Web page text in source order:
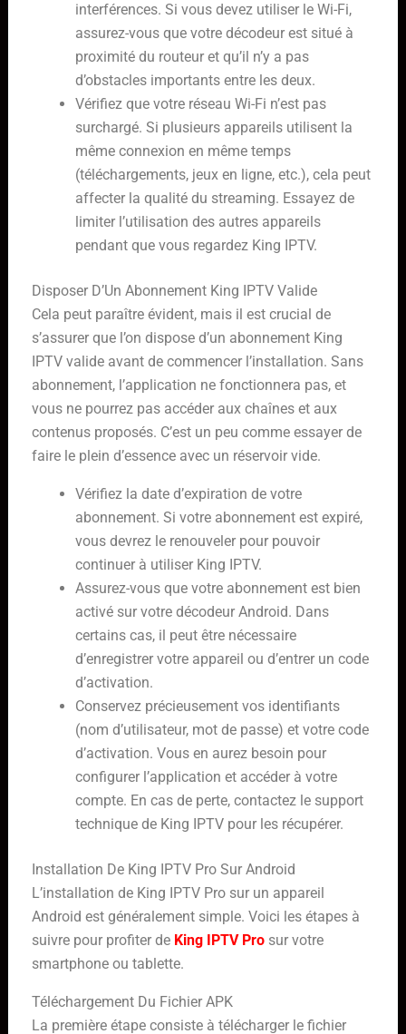
interférences. Si vous devez utiliser le Wi-Fi,
assurez-vous que votre décodeur est situé à
proximité du routeur et qu’il n’y a pas
d’obstacles importants entre les deux.
Vérifiez que votre réseau Wi-Fi n’est pas
surchargé. Si plusieurs appareils utilisent la
même connexion en même temps
(téléchargements, jeux en ligne, etc.), cela peut
affecter la qualité du streaming. Essayez de
limiter l’utilisation des autres appareils
pendant que vous regardez King IPTV.
Disposer D’Un Abonnement King IPTV Valide
Cela peut paraître évident, mais il est crucial de
s’assurer que l’on dispose d’un abonnement King
IPTV valide avant de commencer l’installation. Sans
abonnement, l’application ne fonctionnera pas, et
vous ne pourrez pas accéder aux chaînes et aux
contenus proposés. C’est un peu comme essayer de
faire le plein d’essence avec un réservoir vide.
Vérifiez la date d’expiration de votre
abonnement. Si votre abonnement est expiré,
vous devrez le renouveler pour pouvoir
continuer à utiliser King IPTV.
Assurez-vous que votre abonnement est bien
activé sur votre décodeur Android. Dans
certains cas, il peut être nécessaire
d’enregistrer votre appareil ou d’entrer un code
d’activation.
Conservez précieusement vos identifiants
(nom d’utilisateur, mot de passe) et votre code
d’activation. Vous en aurez besoin pour
configurer l’application et accéder à votre
compte. En cas de perte, contactez le support
technique de King IPTV pour les récupérer.
Installation De King IPTV Pro Sur Android
L’installation de King IPTV Pro sur un appareil
Android est généralement simple. Voici les étapes à
suivre pour profiter de King IPTV Pro sur votre
smartphone ou tablette.
Téléchargement Du Fichier APK
La première étape consiste à télécharger le fichier